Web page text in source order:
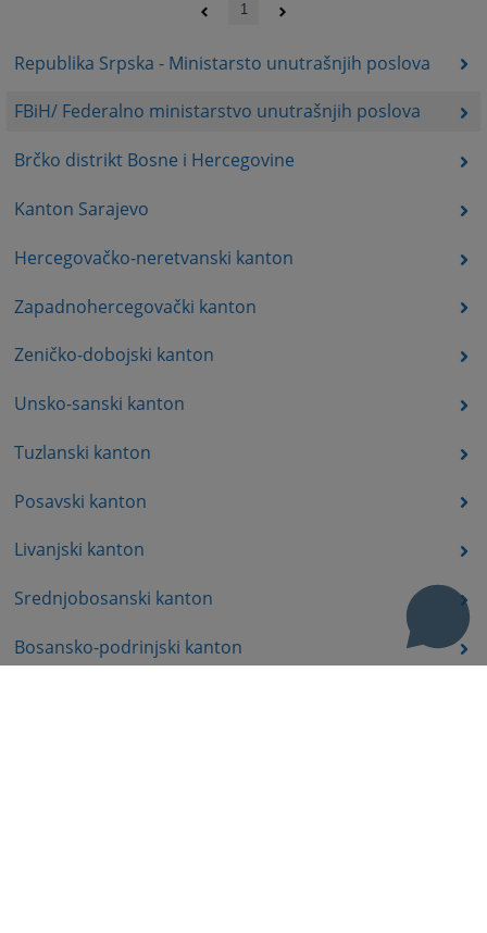
Republika Srpska - Ministarsto unutrašnjih poslova
FBiH/ Federalno ministarstvo unutrašnjih poslova
Brčko distrikt Bosne i Hercegovine
Kanton Sarajevo
Hercegovačko-neretvanski kanton
Zapadnohercegovački kanton
Zeničko-dobojski kanton
Unsko-sanski kanton
Tuzlanski kanton
Posavski kanton
Livanjski kanton
Srednjobosanski kanton
Bosansko-podrinjski kanton
1